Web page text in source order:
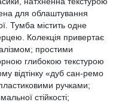
для облаштування
Тумба містить одне
Колекція привертає
простими
глибокою текстурою
відтінку «дуб сан-ремо
ручками;
стійкості;